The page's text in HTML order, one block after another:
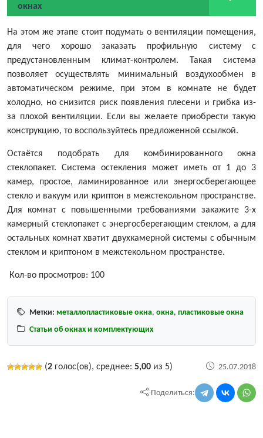
окнах
На этом же этапе стоит подумать о вентиляции помещения,
для чего хорошо заказать профильную систему с
предустановленным климат-контролем. Такая система
позволяет осуществлять минимальный воздухообмен в
автоматическом режиме, при этом в комнате не будет
холодно, но снизится риск появления плесени и грибка из-
за плохой вентиляции. Если вы желаете приобрести такую
конструкцию, то воспользуйтесь предложенной ссылкой.
Остаётся подобрать для комбинированного окна
стеклопакет. Система остекления может иметь от 1 до 3
камер, простое, ламинированное или энергосберегающее
стекло и вакуум или криптон в межстекольном пространстве.
Для комнат с повышенными требованиями закажите 3-х
камерный стеклопакет с энергосберегающим стеклом, а для
остальных комнат хватит двухкамерной системы с обычным
стеклом и криптоном в межстекольном пространстве.
Кол-во просмотров: 100
Метки: металлопластиковые окна, окна, пластиковые окна
Статьи об окнах и комплектующих
(2 голос(ов), среднее: 5,00 из 5) 25.07.2018
Поделиться: